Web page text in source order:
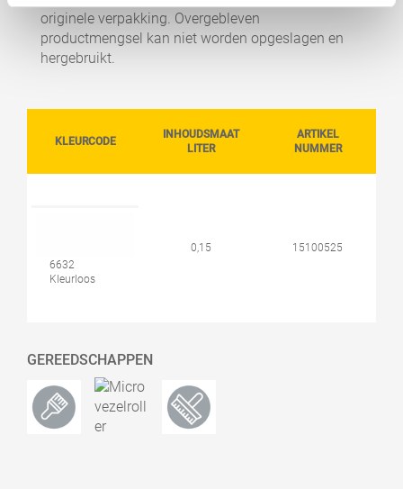
originele verpakking. Overgebleven
productmengsel kan niet worden opgeslagen en
hergebruikt.
KLEURCODE
INHOUDSMAAT
LITER
ARTIKEL
NUMMER
6632
Kleurloos
0,15 15100525
GEREEDSCHAPPEN